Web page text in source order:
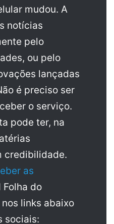
mudou. A
notícias
pelo
ou pelo
lançadas
é preciso ser
o serviço.
pode ter, na
credibilidade.
as
Folha do
links abaixo
sociais: